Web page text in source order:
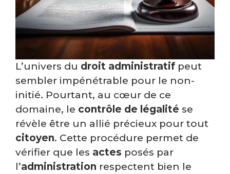
L’univers du droit administratif peut
sembler impénétrable pour le non-
initié. Pourtant, au cœur de ce
domaine, le contrôle de légalité se
révèle être un allié précieux pour tout
citoyen. Cette procédure permet de
vérifier que les actes posés par
l’administration respectent bien le